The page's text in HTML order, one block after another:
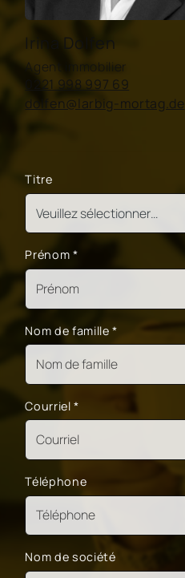
Irina Dolfen
Agent immobilier
0221 998 997 69
dolfen@larbig-mortag.de
Titre
Prénom *
Nom de famille*
Courriel*
Téléphone
Nom de société